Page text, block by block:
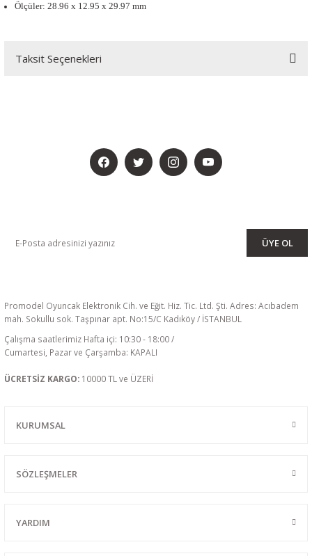
Ölçüler: 28.96 x 12.95 x 29.97 mm
Taksit Seçenekleri
ÜYE OL
Promodel Oyuncak Elektronik Cih. ve Eğit. Hiz. Tic. Ltd. Şti. Adres: Acıbadem
mah. Sokullu sok. Taşpınar apt. No:15/C Kadıköy / İSTANBUL
Çalışma saatlerimiz Hafta içi: 10:30 - 18:00 /
Cumartesi, Pazar ve Çarşamba: KAPALI
ÜCRETSİZ KARGO: 10000 TL ve ÜZERİ
KURUMSAL
SÖZLEŞMELER
YARDIM